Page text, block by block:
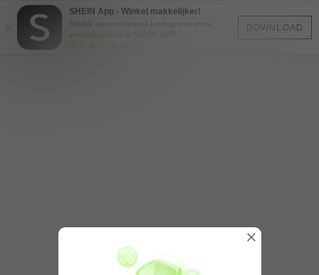
DOWNLOAD
SHEIN App - Winkel makkelijker!
Ontdek meer exclusieve kortingen en extra